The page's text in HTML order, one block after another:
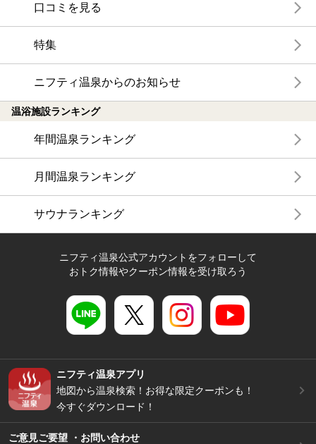
口コミを見る
特集
ニフティ温泉からのお知らせ
温浴施設ランキング
年間温泉ランキング
月間温泉ランキング
サウナランキング
ニフティ温泉公式アカウントをフォローして
おトク情報やクーポン情報を受け取ろう
ニフティ温泉アプリ
地図から温泉検索！お得な限定クーポンも！
今すぐダウンロード！
ご意見ご要望 ・お問い合わせ